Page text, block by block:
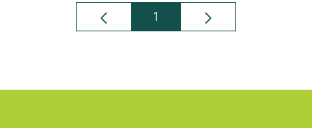
Seite
1